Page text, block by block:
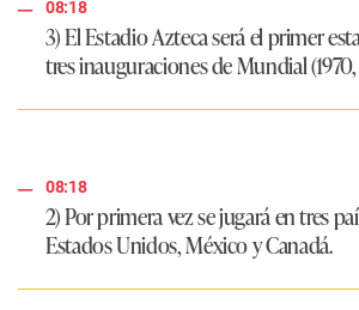
08:18
3) El Estadio Azteca será elprimer
tres inauguraciones de Mundial
08:18
2) Por primera vez se jugará entres
Estados Unidos, México y Canadá.